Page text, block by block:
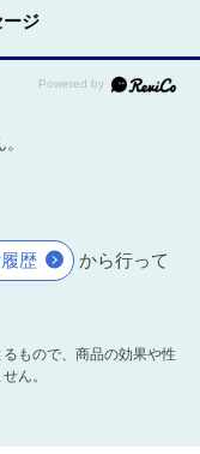
ージ
歴
から行って
もので、商品の効果や性
ん。